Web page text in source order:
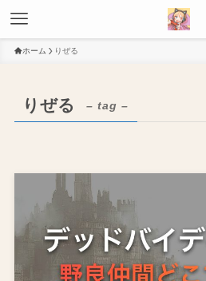
ホーム りぜる
りぜる – tag –